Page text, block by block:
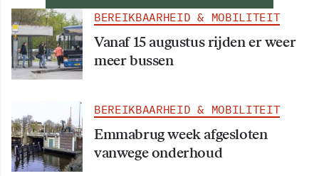
BEREIKBAARHEID & MOBILITEIT
Vanaf 15 augustus rijden er weer
meer bussen
BEREIKBAARHEID & MOBILITEIT
Emmabrug week afgesloten
vanwege onderhoud